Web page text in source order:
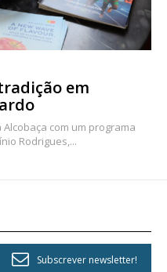
em
com um programa
Rodrigues,...
Subscrever newsletter!